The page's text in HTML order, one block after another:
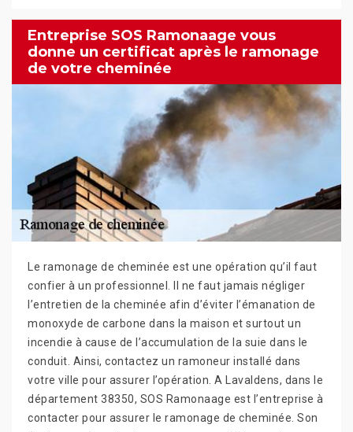
Entreprise SOS Ramonaage vous
donne un certificat après le ramonage
de votre cheminée
Le ramonage de cheminée est une opération qu’il faut
confier à un professionnel. Il ne faut jamais négliger
l’entretien de la cheminée afin d’éviter l’émanation de
monoxyde de carbone dans la maison et surtout un
incendie à cause de l’accumulation de la suie dans le
conduit. Ainsi, contactez un ramoneur installé dans
votre ville pour assurer l’opération. A Lavaldens, dans le
département 38350, SOS Ramonaage est l’entreprise à
contacter pour assurer le ramonage de cheminée. Son